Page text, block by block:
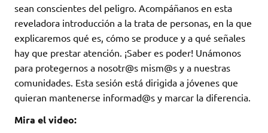
sean conscientes del peligro. Acompáñanos en esta
reveladora introducción a la trata de personas, en la que
explicaremos qué es, cómo se produce y a qué señales
hay que prestar atención. ¡Saber es poder! Unámonos
para protegernos a nosotr@s mism@s y a nuestras
comunidades. Esta sesión está dirigida a jóvenes que
quieran mantenerse informad@s y marcar la diferencia.
Mira el video: